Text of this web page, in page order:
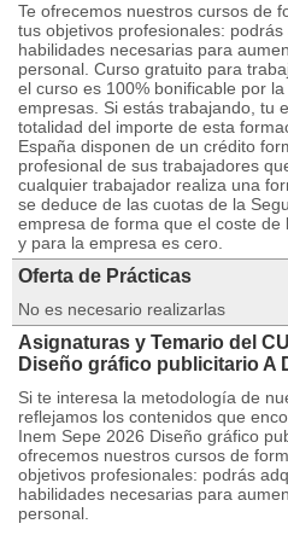
Te ofrecemos nuestros cursos de
tus objetivos profesionales:
habilidades necesarias para
personal. Curso gratuito para
el curso es 100% bonificable por
empresas. Si estás trabajando, tu
totalidad del importe de esta
España disponen de un crédito
profesional de sus trabajadores
cualquier trabajador realiza una
se deduce de las cuotas de la
empresa de forma que el coste
y para la empresa es cero.
Oferta de Prácticas
No es necesario realizarlas
Asignaturas y Temario del
Diseño gráfico publicitario A
Si te interesa la metodología de
reflejamos los contenidos que
Inem Sepe 2026 Diseño gráfico
ofrecemos nuestros cursos de
objetivos profesionales: podrás
habilidades necesarias para
personal.